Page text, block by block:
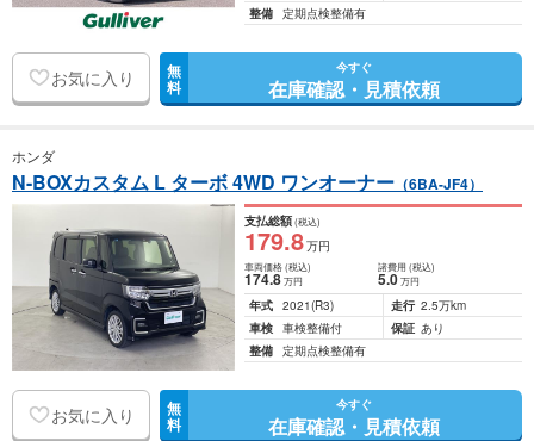
整備 定期点検整備有
お気に入り 無
料
今すぐ
在庫確認・見積依頼
ホンダ
N-BOXカスタム L ターボ 4WD ワンオーナー （6BA-JF4）
支払総額(税込)
179.8万円
車両価格(税込)
174.8万円
諸費用 (税込)
5.0 万円
年式 2021(R3) 走行 2.5万km
車検 車検整備付 保証 あり
整備 定期点検整備有
お気に入り 無
料
今すぐ
在庫確認・見積依頼